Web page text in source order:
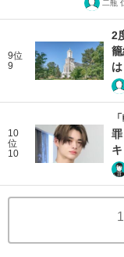
二瓶
9位
9
2
は
10
位
10